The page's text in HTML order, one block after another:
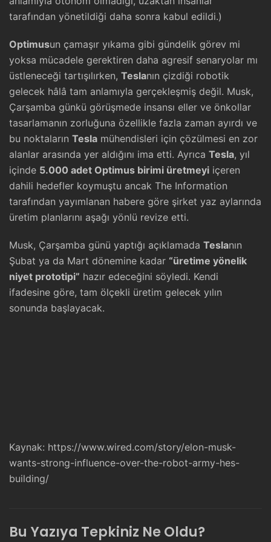
tarafından yönetildiği daha sonra kabul edildi.)
Optimusun çamaşır yıkama gibi gündelik görev mi
yoksa mücadele gerektiren daha agresif senaryolar mı
üstleneceği tartışılırken, Teslanın çizdiği robotik
gelecek hâlâ tam anlamıyla gerçekleşmiş değil. Musk,
Çarşamba günkü görüşmede insansı eller ve önkollar
tasarlamanın zorluğuna özellikle fazla zaman ayırdı ve
bu noktaların Tesla mühendisleri için çözülmesi en zor
alanlar arasında yer aldığını ima etti. Ayrıca Tesla, yıl
içinde 5.000 adet Optimus birimi üretmeyi içeren
dahili hedefler koymuştu ancak The Information
tarafından yayımlanan habere göre şirket yaz aylarında
üretim planlarını aşağı yönlü revize etti.
Musk, Çarşamba günü yaptığı açıklamada Teslanın
Şubat ya da Mart dönemine kadar “üretime yönelik
niyet prototipi” hazır edeceğini söyledi. Kendi
ifadesine göre, tam ölçekli üretim gelecek yılın
sonunda başlayacak.
Kaynak: https://www.wired.com/story/elon-musk-
wants-strong-influence-over-the-robot-army-hes-
building/
Bu Yazıya Tepkiniz Ne Oldu?